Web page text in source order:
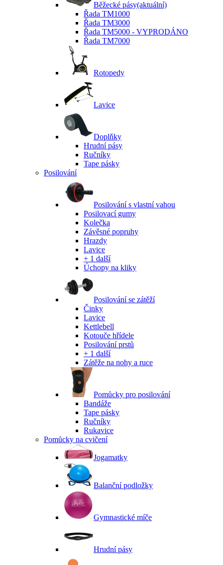
Běžecké pásy(aktuální)
Řada TM1000
Řada TM3000
Řada TM5000 - VYPRODÁNO
Řada TM7000
Rotopedy
Lavice
Doplňky
Hrudní pásy
Ručníky
Tape pásky
Posilování
Posilování s vlastní vahou
Posilovací gumy
Kolečka
Závěsné popruhy
Hrazdy
Lavice
+ 1 další
Úchopy na kliky
Posilování se zátěží
Činky
Lavice
Kettlebell
Kotouče hřídele
Posilování prstů
+ 1 další
Zátěže na nohy a ruce
Pomůcky pro posilování
Bandáže
Tape pásky
Ručníky
Rukavice
Pomůcky na cvičení
Jogamatky
Balanční podložky
Gymnastické míče
Hrudní pásy